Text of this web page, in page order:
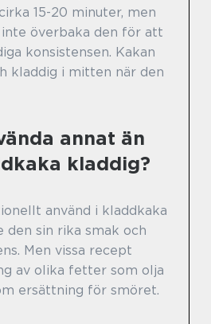
15-20 minuter, men
överbaka den för att
konsistensen. Kakan
kladdig i mitten när den
annat än
kladdig?
använd i kladdkaka
den sin rika smak och
Men vissa recept
av olika fetter som olja
ersättning för smöret.